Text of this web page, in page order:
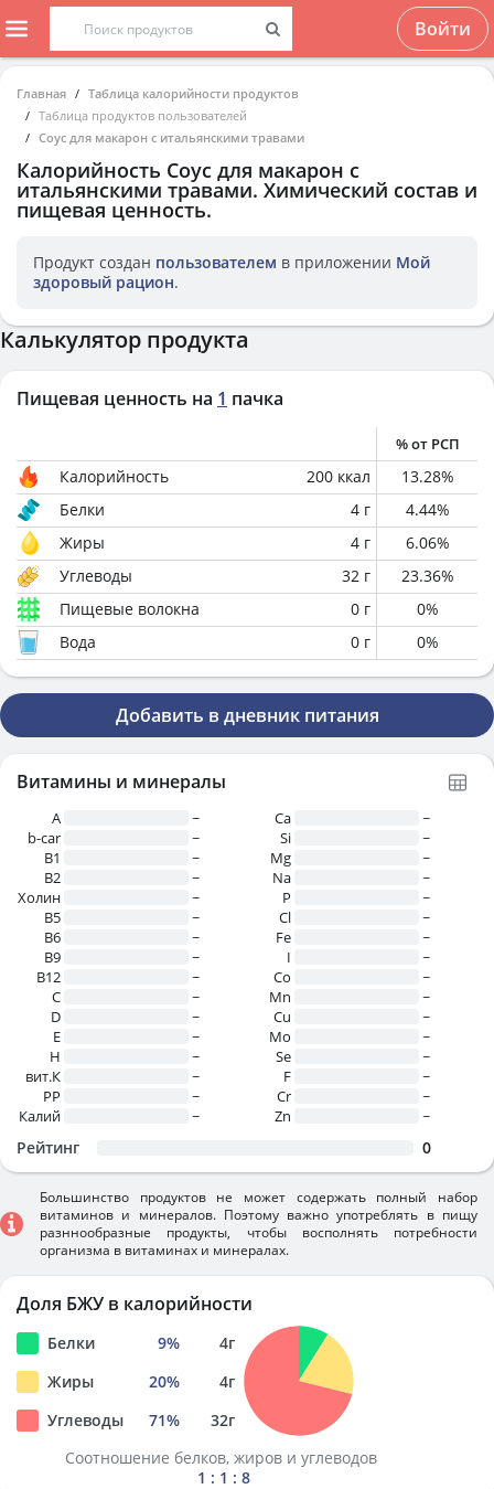
Войти
Главная
Таблица калорийности продуктов
Таблица продуктов пользователей
Соус для макарон с итальянскими травами
Калорийность Соус для макарон с
итальянскими травами. Химический состав и
пищевая ценность.
Продукт создан пользователем в приложении Мой
здоровый рацион.
Калькулятор продукта
Пищевая ценность на 1 пачка
% от РСП
Калорийность 200 ккал 13.28%
Белки
4 г 4.44%
Жиры
4 г 6.06%
Углеводы
32 г 23.36%
Пищевые волокна
0 г 0%
Вода
0 г 0%
Добавить в дневник питания
Витамины и минералы
A
~
b-car
~
В1
~
B2
~
Холин
~
B5
~
B6
~
B9
~
B12
~
C
~
D
~
E
~
H
~
вит.К
~
PP
~
Калий
~
Ca
~
Si
~
Mg
~
Na
~
P
~
Cl
~
Fe
~
I
~
Co
~
Mn
~
Cu
~
Mo
~
Se
~
F
~
Cr
~
Zn
~
Рейтинг 0
Большинство продуктов не может содержать полный набор
витаминов и минералов. Поэтому важно употреблять в пищу
разннообразные продукты, чтобы восполнять потребности
организма в витаминах и минералах.
Доля БЖУ в калорийности
Белки 9% 4г
Жиры
20% 4г
Углеводы
71% 32г
Соотношение белков, жиров и углеводов
1 : 1 : 8